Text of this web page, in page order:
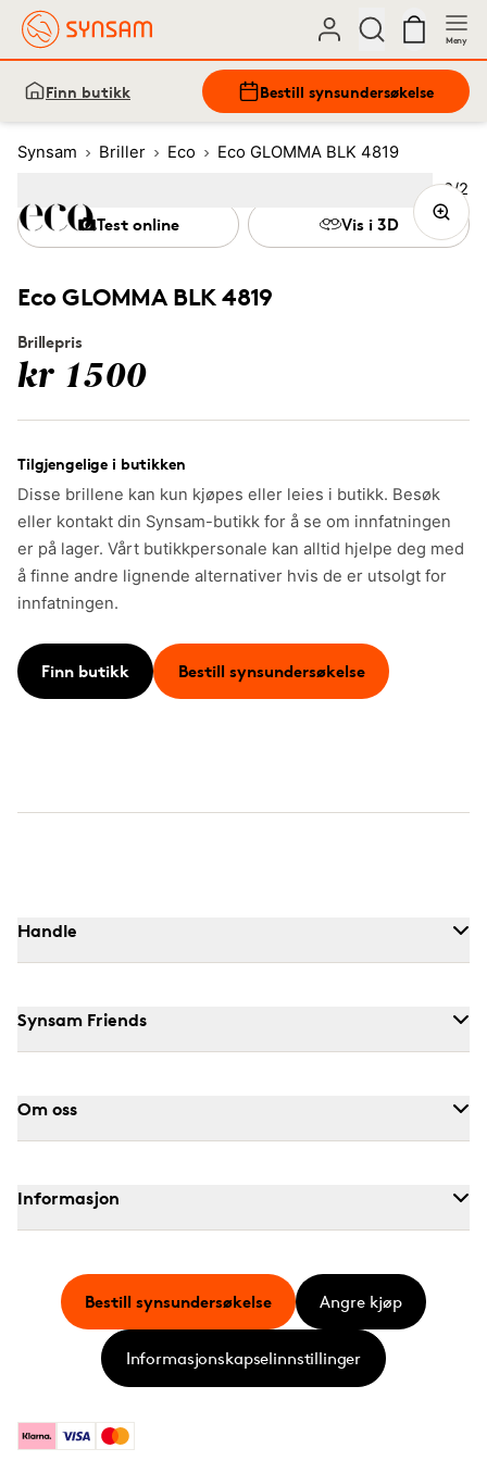
Meny
Finn butikk Bestill synsundersøkelse
Synsam Briller Eco Eco GLOMMA BLK 4819
Eco GLOMMA BLK 4819
Brillepris
kr 1500
Tilgjengelige i butikken
Disse brillene kan kun kjøpes eller leies i butikk. Besøk
eller kontakt din Synsam-butikk for å se om innfatningen
er på lager. Vårt butikkpersonale kan alltid hjelpe deg med
å finne andre lignende alternativer hvis de er utsolgt for
innfatningen.
Finn butikk Bestill synsundersøkelse
Test online Vis i 3D
Bilde
2/2
(Current image)
Handle
Synsam Friends
Om oss
Informasjon
KlarnaVisa Mastercard
Bestill synsundersøkelse Angre kjøp
Informasjonskapselinnstillinger